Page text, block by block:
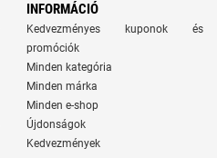
INFORMÁCIÓ
Kedvezményes kuponok és
promóciók
Minden kategória
Minden márka
Minden e-shop
Újdonságok
Kedvezmények